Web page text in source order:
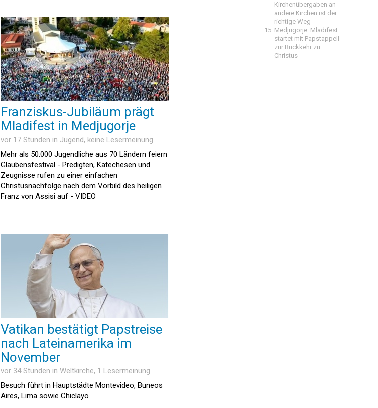
Kirchenübergaben an
andere Kirchen ist der
richtige Weg
Medjugorje: Mladifest
startet mit Papstappell
zur Rückkehr zu
Christus
Franziskus-Jubiläum prägt
Mladifest in Medjugorje
vor 17 Stunden in Jugend, keine Lesermeinung
Mehr als 50.000 Jugendliche aus 70 Ländern feiern
Glaubensfestival - Predigten, Katechesen und
Zeugnisse rufen zu einer einfachen
Christusnachfolge nach dem Vorbild des heiligen
Franz von Assisi auf - VIDEO
Vatikan bestätigt Papstreise
nach Lateinamerika im
November
vor 34 Stunden in Weltkirche, 1 Lesermeinung
Besuch führt in Hauptstädte Montevideo, Buneos
Aires, Lima sowie Chiclayo